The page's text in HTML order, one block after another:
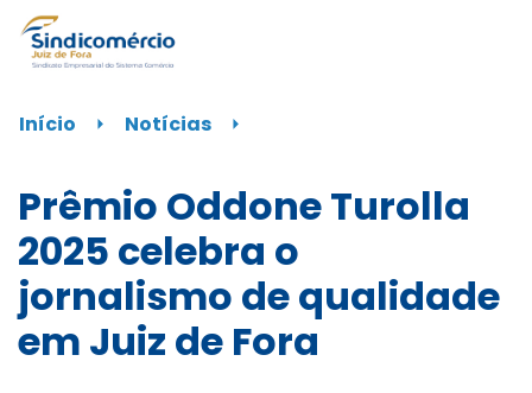
Início ⏵ Notícias ⏵
Prêmio Oddone Turolla
2025 celebra o
jornalismo de qualidade
em Juiz de Fora